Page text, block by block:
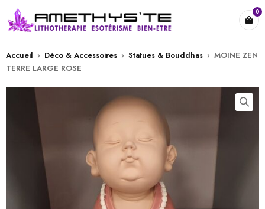
0
Accueil › Déco & Accessoires › Statues & Bouddhas › MOINE ZEN
TERRE LARGE ROSE